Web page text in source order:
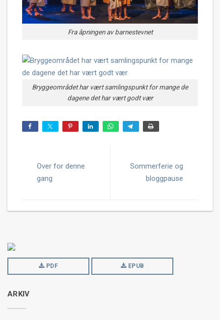
Fra åpningen av barnestevnet
Bryggeområdet har vært samlingspunkt for mange de
dagene det har vært godt vær
Over for denne
gang
Sommerferie og
bloggpause
PDF EPUB
ARKIV